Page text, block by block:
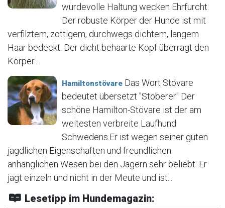
würdevolle Haltung wecken Ehrfurcht.
Der robuste Körper der Hunde ist mit
verfilztem, zottigem, durchwegs dichtem, langem
Haar bedeckt. Der dicht behaarte Kopf überragt den
Körper....
Hamiltonstövare Das Wort Stövare
bedeutet übersetzt "Stöberer" Der
schöne Hamilton-Stövare ist der am
weitesten verbreite Laufhund
Schwedens.Er ist wegen seiner guten
jagdlichen Eigenschaften und freundlichen
anhänglichen Wesen bei den Jägern sehr beliebt. Er
jagt einzeln und nicht in der Meute und ist...
Lesetipp im Hundemagazin: